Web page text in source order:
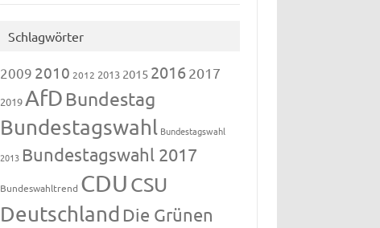
Schlagwörter
2009 2010 2012 2013 2015 20162017
2019AfD Bundestag
Bundestagswahl Bundestagswahl
2013 Bundestagswahl 2017
Bundeswahltrend CDUCSU
Deutschland Die Grünen